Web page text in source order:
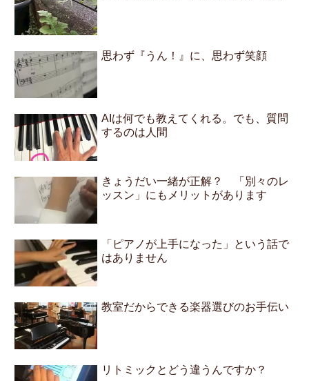
思わず『うん！』に、思わず笑顔
AIは何でも教えてくれる。でも、質問
するのは人間
きょうだい一緒が正解？ 「別々のレ
ッスン」にもメリットがあります
「ピアノが上手になった」という話で
はありません
教室だからできる楽器選びのお手伝い
リトミックとどう違うんですか？